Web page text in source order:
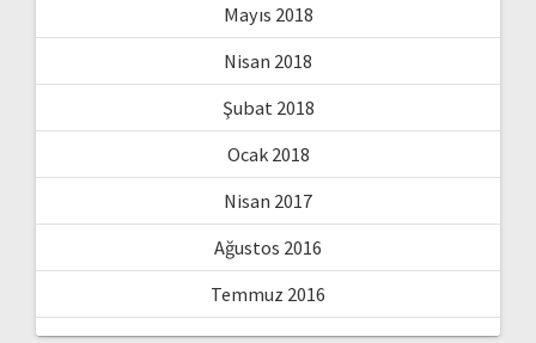
Mayıs 2018
Nisan 2018
Şubat 2018
Ocak 2018
Nisan 2017
Ağustos 2016
Temmuz 2016